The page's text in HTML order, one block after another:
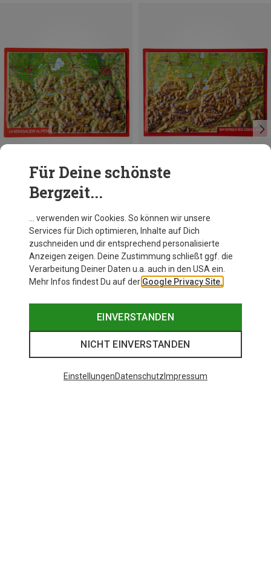
Georelief
3D Reliefpostkarte Chiemgauer Alpen
Georelief
4,95 €
Für Deine schönste
Bergzeit...
… verwenden wir Cookies. So können wir unsere
Services für Dich optimieren, Inhalte auf Dich
zuschneiden und dir entsprechend personalisierte
Anzeigen zeigen. Deine Zustimmung schließt ggf. die
Verarbeitung Deiner Daten u.a. auch in den USA ein.
Mehr Infos findest Du auf der Google Privacy Site.
EINVERSTANDEN
NICHT EINVERSTANDEN
EinstellungenDatenschutz Impressum